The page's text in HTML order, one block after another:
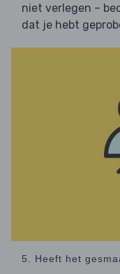
niet verlegen –
dat je hebt
5. Heeft het